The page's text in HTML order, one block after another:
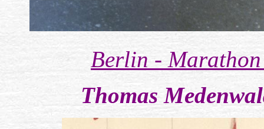
Berlin - Marathon
Thomas